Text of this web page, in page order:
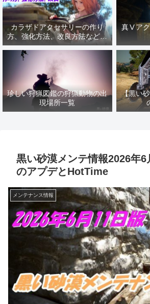
カラザドアクセサリーの作り
方、強化方法、改良方法などま
とめ【黒い砂漠冒険日誌１４１
真Ⅴアク
珍しい狩猟図鑑の狩猟動物の出
現場所一覧
【黒い
黒い砂漠メンテ情報2026年6
のアプデとHotTime
メンテナンス情報